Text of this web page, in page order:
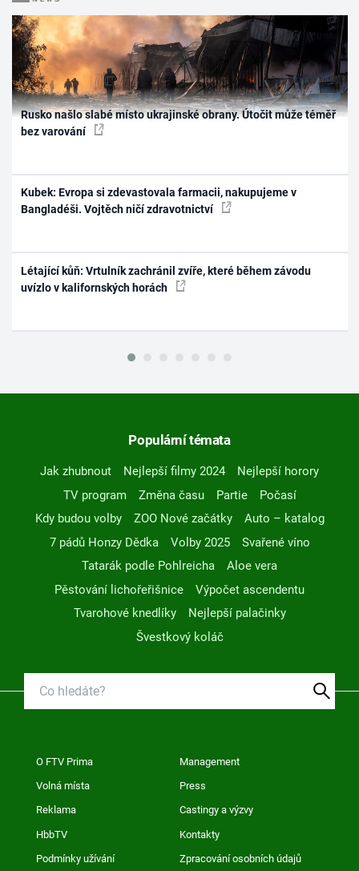
Rusko našlo slabé místo ukrajinské obrany. Útočit může téměř
bez varování
Kubek: Evropa si zdevastovala farmacii, nakupujeme v
Bangladéši. Vojtěch ničí zdravotnictví
Létající kůň: Vrtulník zachránil zvíře, které během závodu
uvízlo v kalifornských horách
Populární témata
Jak zhubnout Nejlepší filmy 2024
Nejlepší horory
TV program
Změna času Partie
Počasí
Kdy budou volby
ZOO Nové začátky
Auto – katalog
7 pádů Honzy Dědka
Volby 2025
Svařené víno
Tatarák podle Pohlreicha
Aloe vera
Pěstování lichořeřišnice
Výpočet ascendentu
Tvarohové knedlíky
Nejlepší palačinky
Švestkový koláč
O FTV Prima Management
Volná místa Press
Reklama Castingy a výzvy
HbbTV Kontakty
Podmínky užívání Zpracování osobních údajů